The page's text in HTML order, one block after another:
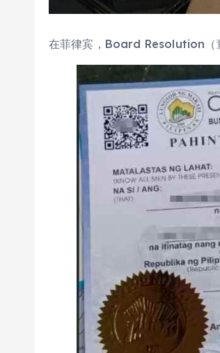
在菲律宾，Board Resolution（